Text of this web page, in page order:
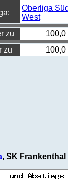
Oberliga
West
zu
100,0
zu
100,0
, SK Frankenthal